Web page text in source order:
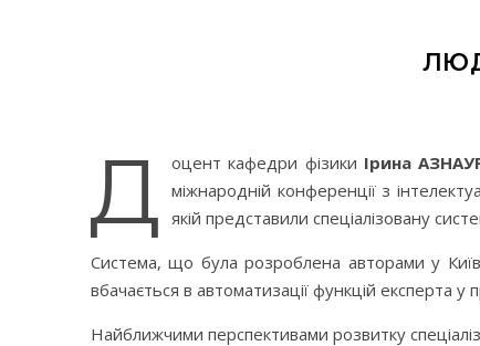
Д оцент кафедри фізики Ірина
міжнародній конференції з
якій представили спеціалізовану
Система, що була розроблена авторами у
вбачається в автоматизації функцій експерта
Найближчими перспективами розвитку